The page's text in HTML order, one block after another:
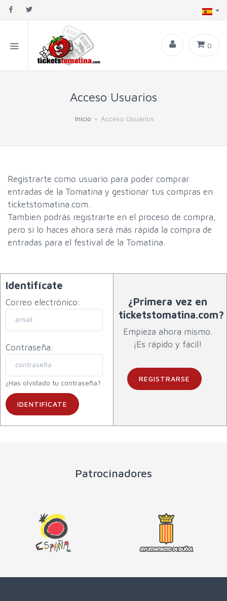
0
Acceso Usuarios
Inicio Acceso Usuarios
Registrarte como usuario para poder comprar
entradas de la Tomatina y gestionar tus compras en
ticketstomatina.com.
Tambien podrás registrarte en el proceso de compra,
pero si lo haces ahora será más rápida la compra de
entradas para el festival de la Tomatina.
Identifícate
Correo electrónico:
Contraseña:
¿Has olvidado tu contraseña?
¿Primera vez en
ticketstomatina.com?
Empieza ahora mismo.
¡Es rápido y fácil!
REGISTRARSE
Patrocinadores